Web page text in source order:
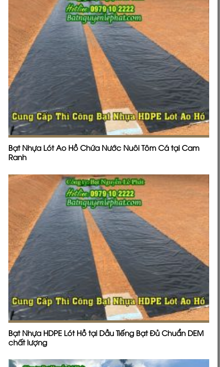
Bạt Nhựa Lót Ao Hồ Chứa Nước Nuôi Tôm Cá tại Cam
Ranh
Bạt Nhựa HDPE Lót Hồ tại Dầu Tiếng Bạt Đủ Chuẩn DEM
chất lượng